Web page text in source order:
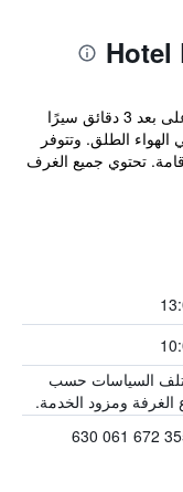
يقع فندق Panorama Sarande في ساراندي على بعد 3 دقائق سيرًا
الطلق. وتتوفر
تحتوي جميع الغرف
السياسات حسب
الغرفة ومزود الخدمة.